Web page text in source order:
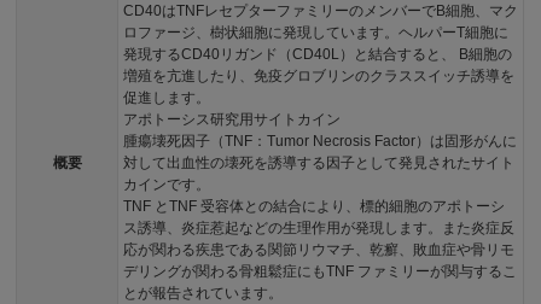
概要
CD40はTNFレセプターファミリーのメンバーでB細胞、マク
ロファージ、樹状細胞に発現しています。ヘルパーT細胞に
発現するCD40リガンド（CD40L）と結合すると、 B細胞の
増殖を亢進したり、免疫グロブリンのクラススイッチ誘導を
促進します。
アポトーシス研究用サイトカイン
腫瘍壊死因子（TNF：Tumor Necrosis Factor）は固形がんに
対して出血性の壊死を誘導する因子として発見されたサイト
カインです。
TNF とTNF 受容体との結合により、標的細胞のアポトーシ
ス誘導、炎症惹起などの生理作用が発現します。また炎症反
応が関わる疾患である関節リウマチ、乾癬、敗血症や骨リモ
デリングが関わる骨粗鬆症にもTNF ファミリーが関与するこ
とが報告されています。